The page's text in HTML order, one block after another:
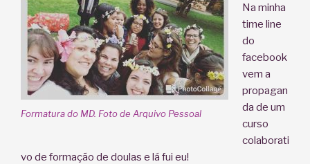
Formatura do MD. Foto de Arquivo Pessoal
Na minha
time line
do
facebook
vem a
propagan
da de um
curso
colaborati
vo de formação de doulas e lá fui eu!